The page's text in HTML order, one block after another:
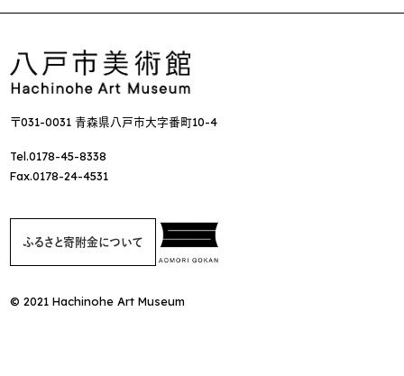
〒031-0031 青森県八戸市大字番町10-4
Tel.0178-45-8338
Fax.0178-24-4531
ふるさと寄附金について
© 2021 Hachinohe Art Museum